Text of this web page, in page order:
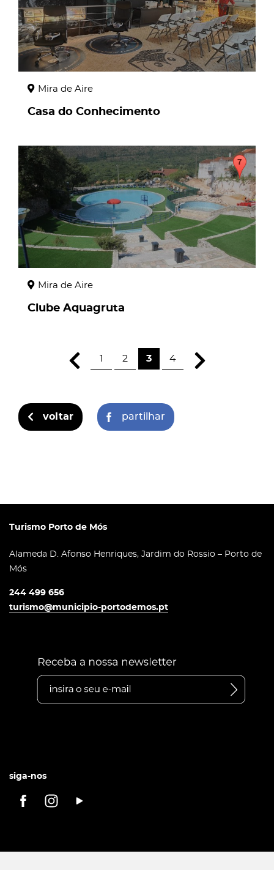
Mira de Aire
Casa do Conhecimento
page
Mira de Aire
Clube Aquagruta
1 2 3 4
voltar partilhar
Turismo Porto de Mós
Alameda D. Afonso Henriques, Jardim do Rossio – Porto de
Mós
244 499 656
turismo@municipio-portodemos.pt
siga-nos